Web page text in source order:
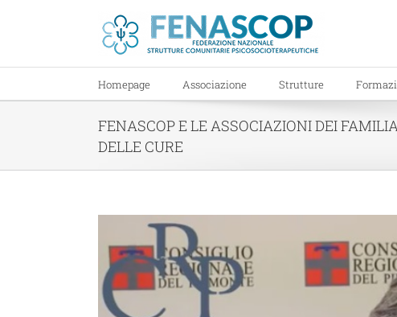
Homepage Associazione Strutture
FENASCOP E LE ASSOCIAZIONI DEI
DELLE CURE
Ingrandisci
immagine